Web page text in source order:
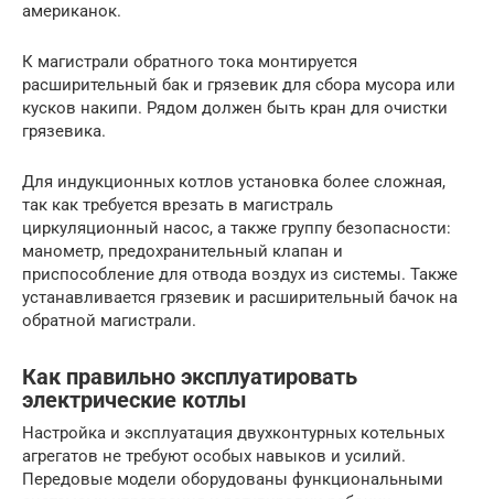
американок.
К магистрали обратного тока монтируется
расширительный бак и грязевик для сбора мусора или
кусков накипи. Рядом должен быть кран для очистки
грязевика.
Для индукционных котлов установка более сложная,
так как требуется врезать в магистраль
циркуляционный насос, а также группу безопасности:
манометр, предохранительный клапан и
приспособление для отвода воздух из системы. Также
устанавливается грязевик и расширительный бачок на
обратной магистрали.
Как правильно эксплуатировать
электрические котлы
Настройка и эксплуатация двухконтурных котельных
агрегатов не требуют особых навыков и усилий.
Передовые модели оборудованы функциональными